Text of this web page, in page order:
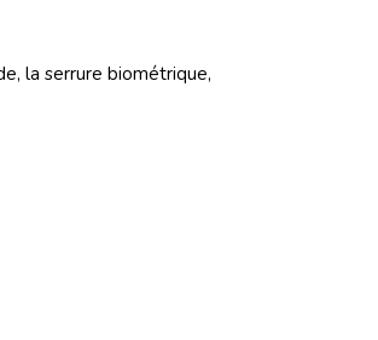
la serrure biométrique,